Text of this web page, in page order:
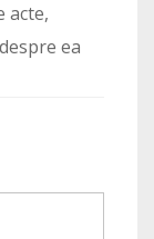
acte,
ea